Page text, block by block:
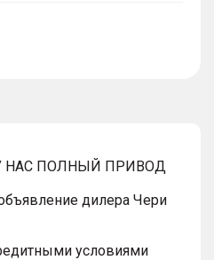
НАС ПОЛНЫЙ ПРИВОД
дилера Чери
условиями